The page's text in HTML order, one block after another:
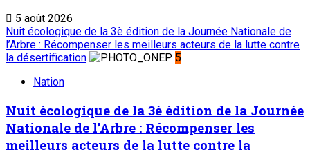
5 août 2026
Nuit écologique de la 3è édition de la Journée Nationale de
l’Arbre : Récompenser les meilleurs acteurs de la lutte contre
la désertification
5
Nation
Nuit écologique de la 3è édition de la Journée
Nationale de l’Arbre : Récompenser les
meilleurs acteurs de la lutte contre la